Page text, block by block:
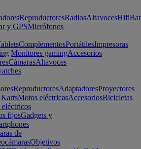
ReproductoresRadiosAltavocesHifi
y GPSMicrófonos
ComplementosPortátilesImpresoras
Monitores gamingAccesorios
CámarasAltavoces
ReproductoresAdaptadoresProyectores
KartsMotos eléctricasAccesoriosBicicletas
eléctricos
fijosGadgets y
de
Objetivos